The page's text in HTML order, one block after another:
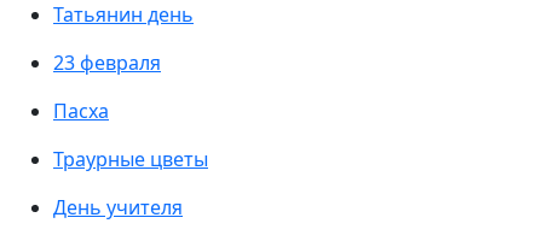
Татьянин день
23 февраля
Пасха
Траурные цветы
День учителя